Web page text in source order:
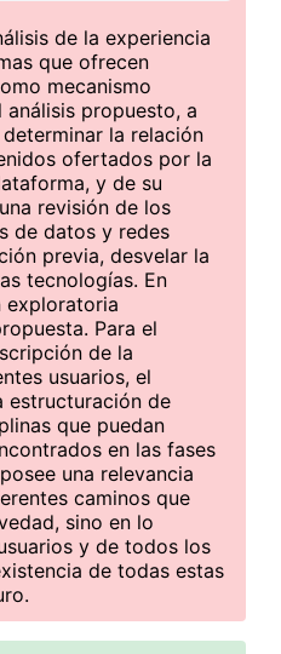
de la experiencia
que ofrecen
mecanismo
propuesto, a
la relación
ofertados por la
y de su
revisión de los
de datos y redes
previa, desvelar la
tecnologías. En
exploratoria
Para el
de la
usuarios, el
estructuración de
que puedan
en las fases
una relevancia
caminos que
sino en lo
y de todos los
de todas estas